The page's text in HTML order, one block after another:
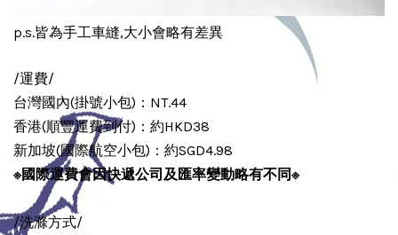
p.s.皆為手工車縫,大小會略有差異
/運費/
台灣國內(掛號小包)：NT.44
香港(順豐運費到付)：約HKD38
新加坡(國際航空小包)：約SGD4.98
※國際運費會因快遞公司及匯率變動略有不同※
/洗滌方式/